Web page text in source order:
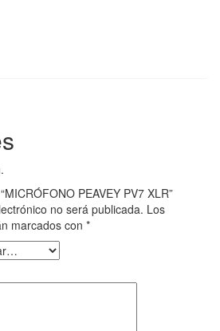
PEAVEY PV7 XLR”
no será publicada. Los
marcados con *